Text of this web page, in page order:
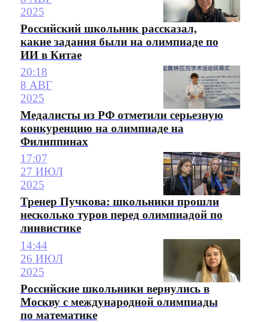
2025
Российский школьник рассказал,
какие задания были на олимпиаде по
ИИ в Китае
20:18
8 АВГ
2025
Медалисты из РФ отметили серьезную
конкуренцию на олимпиаде на
Филиппинах
17:07
27 ИЮЛ
2025
Тренер Пучкова: школьники прошли
несколько туров перед олимпиадой по
линвистике
14:44
26 ИЮЛ
2025
Российские школьники вернулись в
Москву с международной олимпиады
по математике